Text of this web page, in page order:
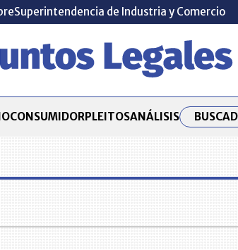
Superintendencia de Industria y Comercio
CONSUMIDORPLEITOSANÁLISIS